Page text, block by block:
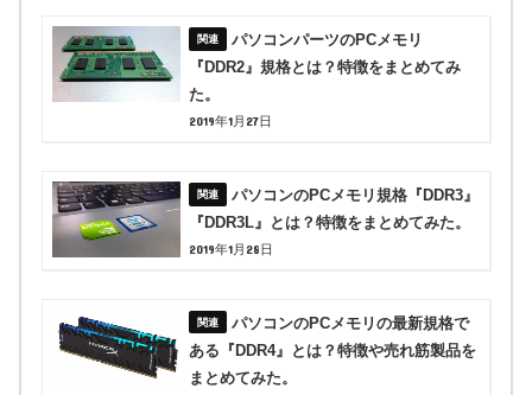
パソコンパーツのPCメモリ
『DDR2』規格とは？特徴をまとめてみ
た。
2019年1月27日
パソコンのPCメモリ規格『DDR3』
『DDR3L』とは？特徴をまとめてみた。
2019年1月28日
パソコンのPCメモリの最新規格で
ある『DDR4』とは？特徴や売れ筋製品を
まとめてみた。